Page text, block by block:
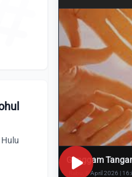
Genggam
Rabu, 8 April 2026 |